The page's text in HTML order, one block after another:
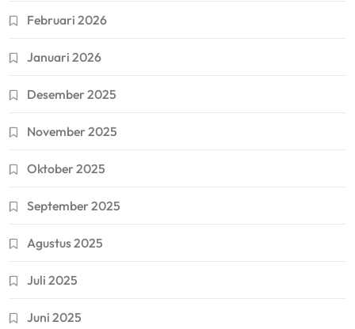
Februari 2026
Januari 2026
Desember 2025
November 2025
Oktober 2025
September 2025
Agustus 2025
Juli 2025
Juni 2025